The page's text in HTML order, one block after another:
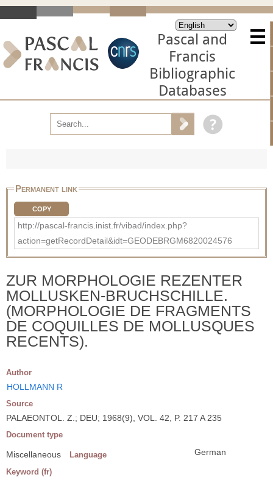
Pascal and
Francis
Bibliographic
Databases
Permanent link
COPY
http://pascal-francis.inist.fr/vibad/index.php?
action=getRecordDetail&idt=GEODEBRGM6820024576
ZUR MORPHOLOGIE REZENTER
MOLLUSKEN-BRUCHSCHILLE.
(MORPHOLOGIE DE FRAGMENTS
DE COQUILLES DE MOLLUSQUES
RECENTS).
Author
HOLLMANN R
Source
PALAEONTOL. Z.; DEU; 1968(9), VOL. 42, P. 217 A 235
Document type
Miscellaneous Language German
Keyword (fr)